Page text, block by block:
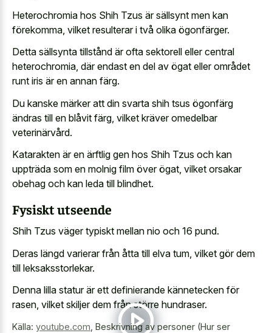
Heterochromia hos Shih Tzus är sällsynt men kan
förekomma, vilket resulterar i två olika ögonfärger.
Detta sällsynta tillstånd är ofta sektorell eller central
heterochromia, där endast en del av ögat eller området
runt iris är en annan färg.
Du kanske märker att din svarta shih tsus ögonfärg
ändras till en blåvit färg, vilket kräver omedelbar
veterinärvård.
Katarakten är en ärftlig gen hos Shih Tzus och kan
uppträda som en molnig film över ögat, vilket orsakar
obehag och kan leda till blindhet.
Fysiskt utseende
Shih Tzus väger typiskt mellan nio och 16 pund.
Deras längd varierar från åtta till elva tum, vilket gör dem
till leksaksstorlekar.
Denna lilla statur är ett definierande kännetecken för
rasen, vilket skiljer dem från större hundraser.
Källa: youtube.com, Beskrivning av personer (Hur ser